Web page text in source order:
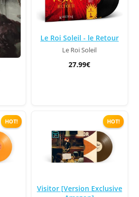
Le Roi Soleil - le Retour
Le Roi Soleil
27.99€
HOT! HOT!
Visitor [Version Exclusive